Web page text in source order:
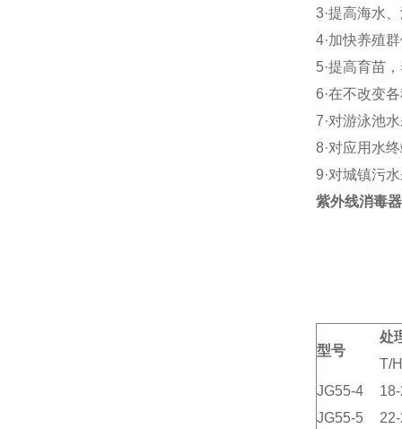
3·提高海水
4·加快养殖
5·提高育苗
6·在不改变
7·对游泳池
8·对应用水
9·对城镇污
紫外线消毒
型号
处
T/H
JG55-4
JG55-5